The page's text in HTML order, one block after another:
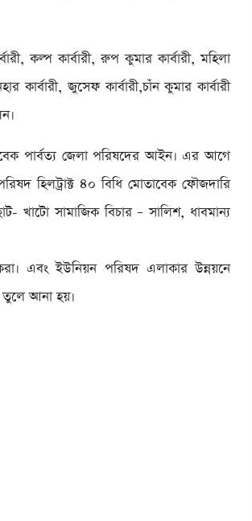
কল্প কার্বারী, রুপ কুমার কার্বারী, মহিলা
কার্বারী, জুসেফ কার্বারী,চাঁন কুমার কার্বারী
পার্বত্য জেলা পরিষদের আইন। এর আগে
হিলট্রাক্ট ৪০ বিধি মোতাবেক ফৌজদারি
খাটো সামাজিক বিচার – সালিশ, ধাবমান্য
এবং ইউনিয়ন পরিষদ এলাকার উন্নয়নে
তুলে আনা হয়।